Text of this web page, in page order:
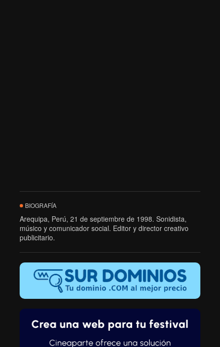
BIOGRAFÍA
Arequipa, Perú, 21 de septiembre de 1998. Sonidista,
músico y comunicador social. Editor y director creativo
publicitario.